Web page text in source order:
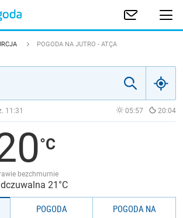
POGODA NA JUTRO - ATÇA
11:31 05:57 20:04
bezchmurnie
21°C
POGODA
POGODA NA